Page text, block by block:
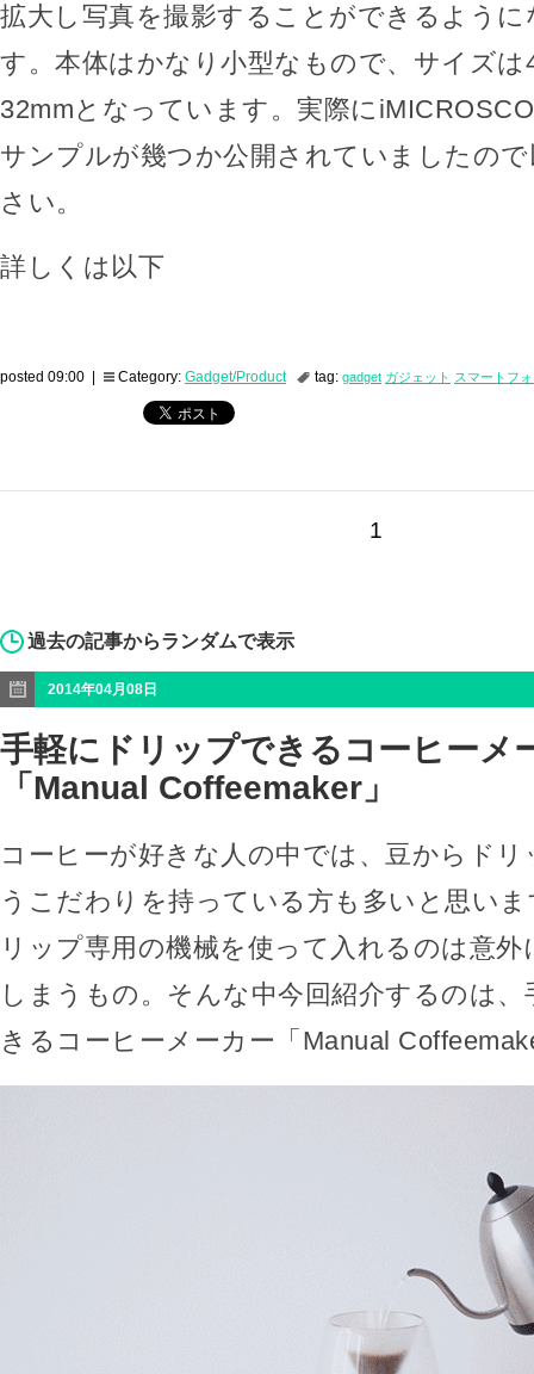
拡大し写真を撮影することができるよう
す。本体はかなり小型なもので、サイズ
32mmとなっています。実際に
サンプルが幾つか公開されていましたの
さい。
詳しくは以下
posted 09:00 | Category: Gadget/Product tag: gadget ガジェット スマートフ
1
過去の記事からランダムで表示
2014年04月08日
手軽にドリップできるコーヒーメ
「Manual Coffeemaker」
コーヒーが好きな人の中では、豆からド
うこだわりを持っている方も多いと思い
リップ専用の機械を使って入れるのは意
しまうもの。そんな中今回紹介するのは
きるコーヒーメーカー「Manual